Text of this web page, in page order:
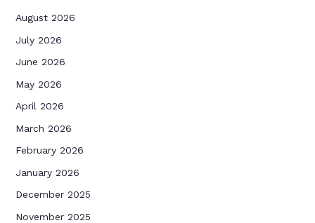
August 2026
July 2026
June 2026
May 2026
April 2026
March 2026
February 2026
January 2026
December 2025
November 2025